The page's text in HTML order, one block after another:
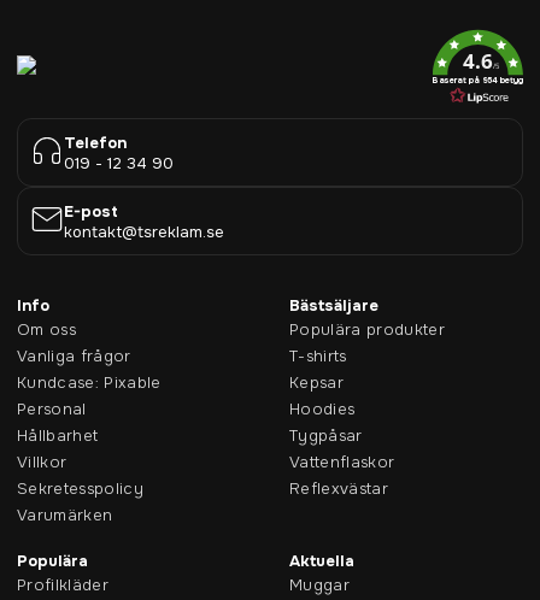
4.6/5
Baserat på 954 betyg
Telefon
019 - 12 34 90
E-post
kontakt@tsreklam.se
Info
Om oss
Vanliga frågor
Kundcase: Pixable
Personal
Hållbarhet
Villkor
Sekretesspolicy
Varumärken
Bästsäljare
Populära produkter
T-shirts
Kepsar
Hoodies
Tygpåsar
Vattenflaskor
Reflexvästar
Populära
Profilkläder
Aktuella
Muggar